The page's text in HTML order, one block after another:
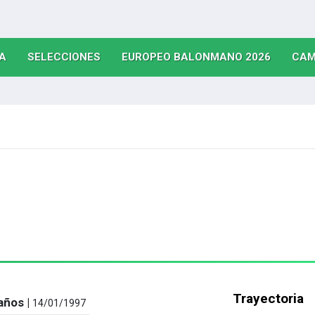
(CURRENT)
SELECCIONES(CURRENT)
EUROPEO BALONMANO 2026
| 14/01/1997 Trayectoria